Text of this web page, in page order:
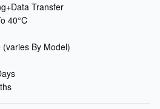
Transfer
40°C
(varies By Model)